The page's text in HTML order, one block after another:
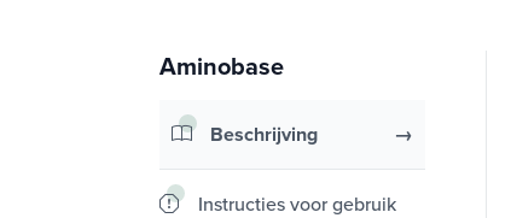
Aminobase
Beschrijving
Instructies voor gebruik